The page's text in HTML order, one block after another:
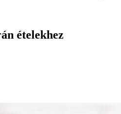
ételekhez